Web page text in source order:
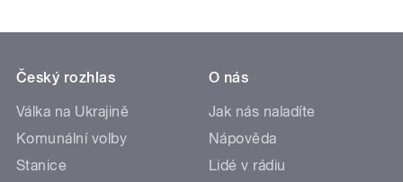
Český rozhlas
Válka na Ukrajině
Komunální volby
Stanice
O nás
Jak nás naladíte
Nápověda
Lidé v rádiu